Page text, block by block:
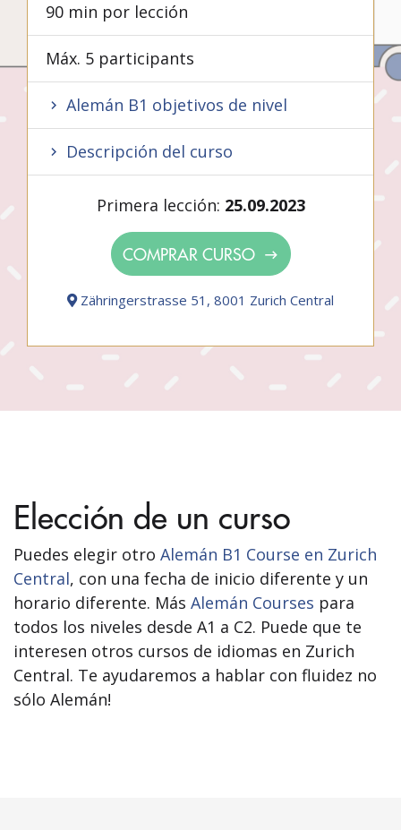
90 min por lección
Máx. 5 participants
Alemán B1 objetivos de nivel
Descripción del curso
Primera lección: 25.09.2023
COMPRAR CURSO
Zähringerstrasse 51, 8001 Zurich Central
Elección de un curso
Puedes elegir otro Alemán B1 Course en Zurich
Central, con una fecha de inicio diferente y un
horario diferente. Más Alemán Courses para
todos los niveles desde A1 a C2. Puede que te
interesen otros cursos de idiomas en Zurich
Central. Te ayudaremos a hablar con fluidez no
sólo Alemán!